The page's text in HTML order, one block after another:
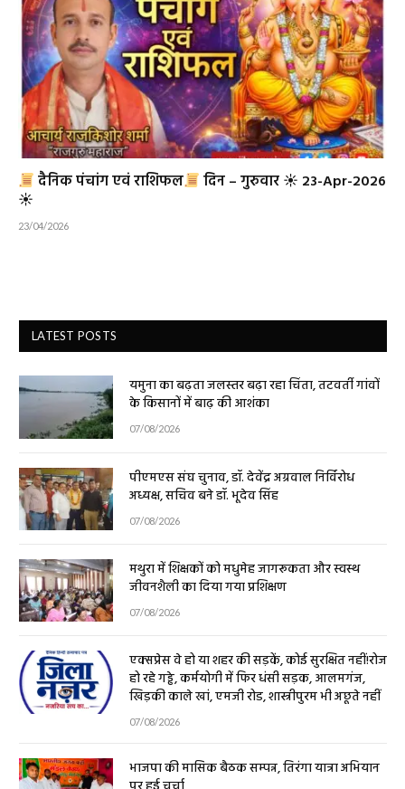
दैनिक पंचांग एवं राशिफल
दिन – गुरुवार ☀ 23-Apr-2026
☀
23/04/2026
LATEST POSTS
यमुना का बढ़ता जलस्तर बढ़ा रहा चिंता, तटवर्ती गांवों
के किसानों में बाढ़ की आशंका
07/08/2026
पीएमएस संघ चुनाव, डॉ. देवेंद्र अग्रवाल निर्विरोध
अध्यक्ष, सचिव बने डॉ. भूदेव सिंह
07/08/2026
मथुरा में शिक्षकों को मधुमेह जागरूकता और स्वस्थ
जीवनशैली का दिया गया प्रशिक्षण
07/08/2026
एक्सप्रेस वे हो या शहर की सड़कें, कोई सुरक्षित नहीं!रोज
हो रहे गड्ढे, कर्मयोगी में फिर धंसी सड़क, आलमगंज,
खिड़की काले खां, एमजी रोड, शास्त्रीपुरम भी अछूते नहीं
07/08/2026
भाजपा की मासिक बैठक सम्पन्न, तिरंगा यात्रा अभियान
पर हुई चर्चा